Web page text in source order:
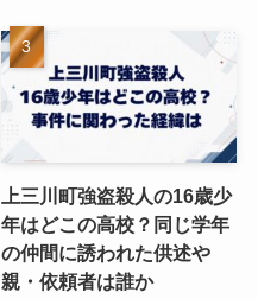
上三川町強盗殺人の16歳少
年はどこの高校？同じ学年
の仲間に誘われた供述や
親・依頼者は誰か